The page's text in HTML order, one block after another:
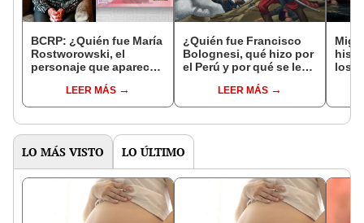
BCRP: ¿Quién fue María
Rostworowski, el
personaje que aparece
soles?LEER MÁS
¿Quién fue Francisco
Bolognesi, qué hizo por
el Perú y por qué se le
Patrias?LEER MÁS
los
LO MÁS VISTO LO ÚLTIMO